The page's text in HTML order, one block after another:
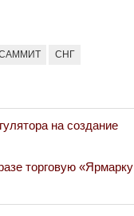
СНГ
на создание
торговую «Ярмарку